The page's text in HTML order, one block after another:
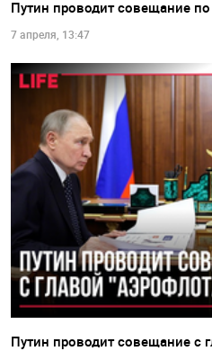
Путин проводит совещание
7 апреля, 13:47
Путин проводит совещание с